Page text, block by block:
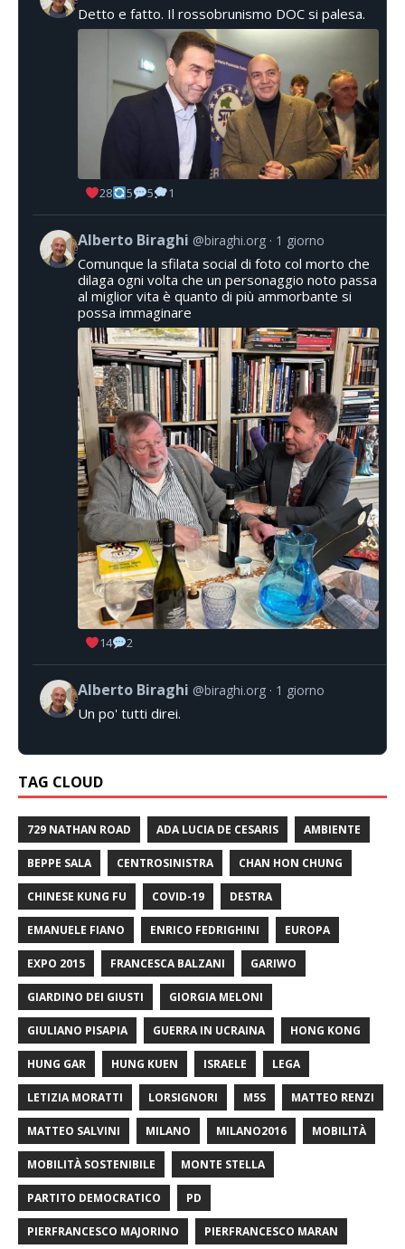
Detto e fatto. Il rossobrunismo DOC si palesa.
28 5 5 1
Alberto Biraghi @biraghi.org 1 giorno
Comunque la sfilata social di foto col morto che
dilaga ogni volta che un personaggio noto passa
al miglior vita è quanto di più ammorbante si
possa immaginare
14 2
Alberto Biraghi @biraghi.org 1 giorno
Un po' tutti direi.
TAG CLOUD
729 NATHAN ROAD ADA LUCIA DE CESARIS AMBIENTE
BEPPE SALA CENTROSINISTRA CHAN HON CHUNG
CHINESE KUNG FU COVID-19 DESTRA
EMANUELE FIANO ENRICO FEDRIGHINI EUROPA
EXPO 2015 FRANCESCA BALZANI GARIWO
GIARDINO DEI GIUSTI GIORGIA MELONI
GIULIANO PISAPIA GUERRA IN UCRAINA HONG KONG
HUNG GAR HUNG KUEN ISRAELE LEGA
LETIZIA MORATTI LORSIGNORI M5S MATTEO RENZI
MATTEO SALVINI MILANO MILANO2016 MOBILITÀ
MOBILITÀ SOSTENIBILE MONTE STELLA
PARTITO DEMOCRATICO PD
PIERFRANCESCO MAJORINO PIERFRANCESCO MARAN